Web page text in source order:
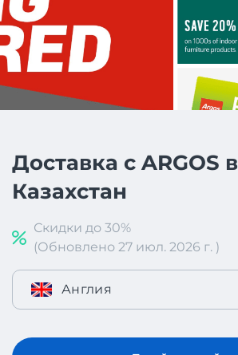
Доставка с ARGOS в
Казахстан
Скидки до 30%
(Обновлено 27 июл. 2026 г. )
Англия